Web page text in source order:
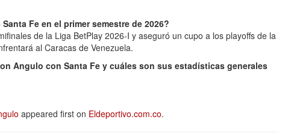
Fe en el primer semestre de 2026?
de la Liga BetPlay 2026-I y aseguró un cupo a los playoffs de la
al Caracas de Venezuela.
Angulo con Santa Fe y cuáles son sus estadísticas generales
appeared first on Eldeportivo.com.co.